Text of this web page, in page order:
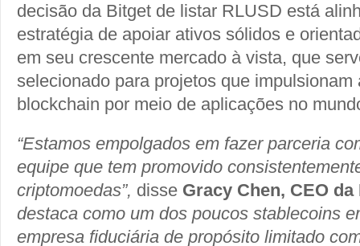
decisão da Bitget de listar RLUSD está
estratégia de apoiar ativos sólidos e
em seu crescente mercado à vista, que
selecionado para projetos que impulsionam
blockchain por meio de aplicações no
“Estamos empolgados em fazer parceria
equipe que tem promovido
criptomoedas”, disse Gracy Chen, CEO
destaca como um dos poucos stablecoins
empresa fiduciária de propósito limitado